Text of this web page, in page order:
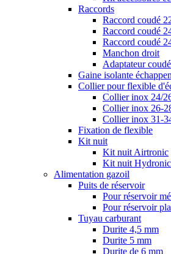
Raccords
Raccord coudé
Raccord coudé
Raccord coudé
Manchon droit
Adaptateur
Gaine isolante
Collier pour flexible
Collier inox 24/
Collier inox 26-
Collier inox 31-
Fixation de flexible
Kit nuit
Kit nuit Airtronic
Kit nuit Hydronic
Alimentation gazoil
Puits de réservoir
Pour réservoir
Pour réservoir
Tuyau carburant
Durite 4,5 mm
Durite 5 mm
Durite de 6 mm